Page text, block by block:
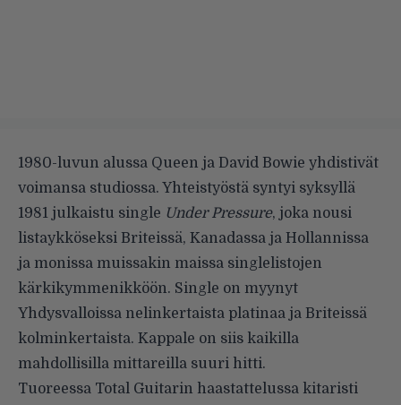
1980-luvun alussa Queen ja David Bowie yhdistivät
voimansa studiossa. Yhteistyöstä syntyi syksyllä
1981 julkaistu single Under Pressure, joka nousi
listaykköseksi Briteissä, Kanadassa ja Hollannissa
ja monissa muissakin maissa singlelistojen
kärkikymmenikköön. Single on myynyt
Yhdysvalloissa nelinkertaista platinaa ja Briteissä
kolminkertaista. Kappale on siis kaikilla
mahdollisilla mittareilla suuri hitti.
Tuoreessa Total Guitarin haastattelussa kitaristi